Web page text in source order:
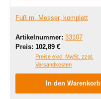
Fuß m. Messer, komplett
Artikelnummer: 33107
Preis: Regulärer Preis:
102,89 €
Preise exkl. MwSt. zzgl.
Versandkosten
In den Warenkorb